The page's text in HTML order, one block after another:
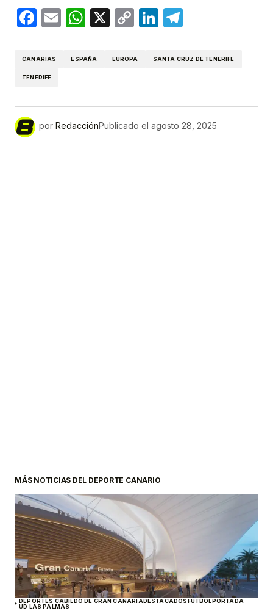
Facebook
EmailWhatsApp
X
CopyLinkedIn
CANARIAS ESPAÑA EUROPA SANTA CRUZ DE TENERIFE
TENERIFE
por RedacciónPublicado el agosto 28, 2025
MÁS NOTICIAS DEL DEPORTE CANARIO
DEPORTES CABILDO DE GRAN CANARIADESTACADOSFÚTBOLPORTADA
UD LAS PALMAS